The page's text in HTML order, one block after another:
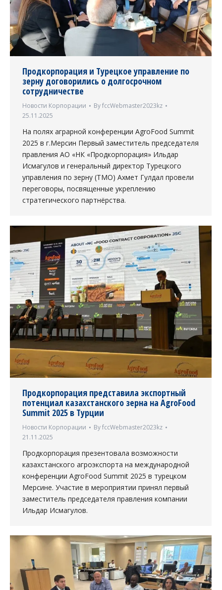
Продкорпорация и Турецкое управление по
зерну договорились о долгосрочном
сотрудничестве
Новости Корпорации ByfccWebmaster2023kz
25.11.2025
На полях аграрной конференции AgroFood Summit
2025 в г.Мерсин Первый заместитель председателя
правления АО «НК «Продкорпорация» Ильдар
Исмагулов и генеральный директор Турецкого
управления по зерну (ТМО) Ахмет Гулдал провели
переговоры, посвященные укреплению
стратегического партнёрства.
Продкорпорация представила экспортный
потенциал казахстанского зерна на AgroFood
Summit 2025 в Турции
Новости Корпорации ByfccWebmaster2023kz
21.11.2025
Продкорпорация презентовала возможности
казахстанского агроэкcпорта на международной
конференции AgroFood Summit 2025 в турецком
Мерсине. Участие в мероприятии принял первый
заместитель председателя правления компании
Ильдар Исмагулов.